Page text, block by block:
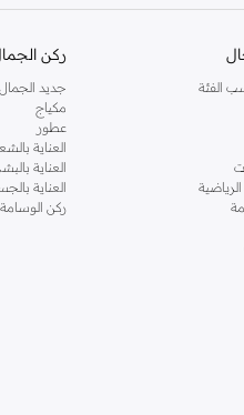
الفئة
ركن
جديد الجمال
مكياج
عطور
العناية
العناية
العناية
ركن الوسامة